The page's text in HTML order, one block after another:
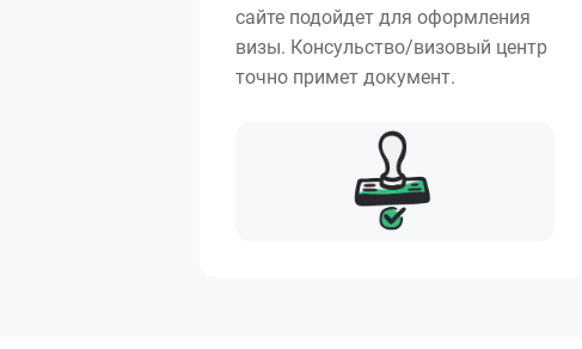
сайте подойдет для оформления
визы. Консульство/визовый центр
точно примет документ.